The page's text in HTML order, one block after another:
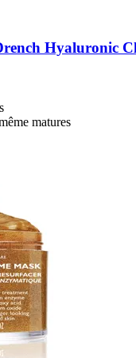
Hyaluronic
matures